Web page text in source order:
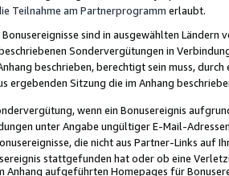
Teilnahme am Partnerprogramm erlaubt.
Bonusereignisse sind in ausgewählten Ländern
Sondervergütungen in
beschrieben, berechtigt sein muss,
ergebenden Sitzung die im Anhang
wenn ein Bonusereignis
unter Angabe ungültiger E-Mail-
die nicht aus Partner-Links auf
stattgefunden hat oder ob eine
Anhang aufgeführten Homepages für